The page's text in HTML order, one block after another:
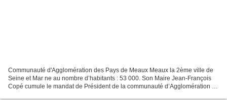
Communauté d'Agglomération des Pays de Meaux Meaux la 2ème ville de
Seine et Mar ne au nombre d’habitants : 53 000. Son Maire Jean-François
Copé cumule le mandat de Président de la communauté d’Agglomération du